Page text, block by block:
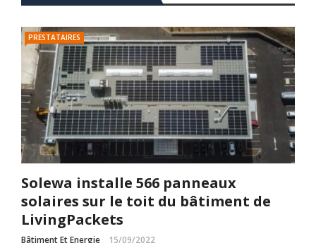
PRESTATAIRES
Solewa installe 566 panneaux
solaires sur le toit du bâtiment de
LivingPackets
Bâtiment Et Energie 15/09/2022